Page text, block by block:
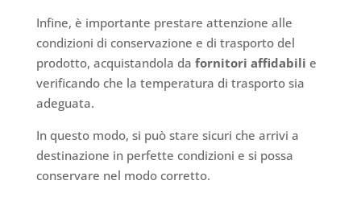
Infine, è importante prestare attenzione alle
condizioni di conservazione e di trasporto del
prodotto, acquistandola da fornitori affidabili e
verificando che la temperatura di trasporto sia
adeguata.
In questo modo, si può stare sicuri che arrivi a
destinazione in perfette condizioni e si possa
conservare nel modo corretto.